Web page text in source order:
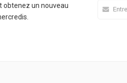
obtenez un nouveau